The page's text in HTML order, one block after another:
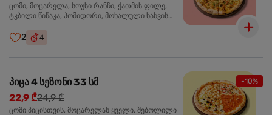
ცომი, მოცარელა, სოუსი რანჩი, ქათმის ფილე,
ტკბილი წიწაკა, პომიდორი, მოხალული ხახვის
2 4
-10%
პიცა 4 სეზონი 33 სმ
22,9 ₾24,9 ₾
ცომი პიცისთვის, მოცარელას ყველი, შებოლილი